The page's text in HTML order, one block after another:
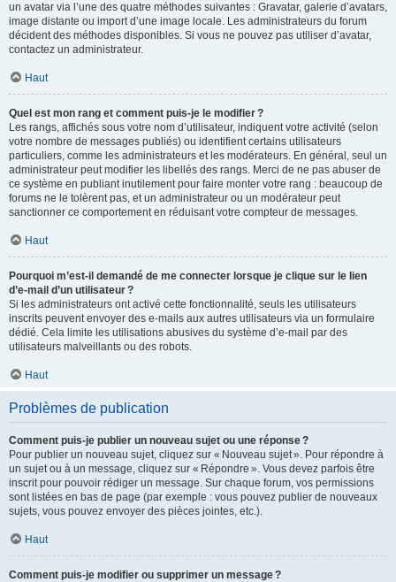
un avatar via l’une des quatre méthodes suivantes : Gravatar, galerie d’avatars,
image distante ou import d’une image locale. Les administrateurs du forum
décident des méthodes disponibles. Si vous ne pouvez pas utiliser d’avatar,
contactez un administrateur.
Haut
Quel est mon rang et comment puis-je le modifier ?
Les rangs, affichés sous votre nom d’utilisateur, indiquent votre activité (selon
votre nombre de messages publiés) ou identifient certains utilisateurs
particuliers, comme les administrateurs et les modérateurs. En général, seul un
administrateur peut modifier les libellés des rangs. Merci de ne pas abuser de
ce système en publiant inutilement pour faire monter votre rang : beaucoup de
forums ne le tolèrent pas, et un administrateur ou un modérateur peut
sanctionner ce comportement en réduisant votre compteur de messages.
Haut
Pourquoi m’est-il demandé de me connecter lorsque je clique sur le lien
d’e-mail d’un utilisateur ?
Si les administrateurs ont activé cette fonctionnalité, seuls les utilisateurs
inscrits peuvent envoyer des e-mails aux autres utilisateurs via un formulaire
dédié. Cela limite les utilisations abusives du système d’e-mail par des
utilisateurs malveillants ou des robots.
Haut
Problèmes de publication
Comment puis-je publier un nouveau sujet ou une réponse ?
Pour publier un nouveau sujet, cliquez sur « Nouveau sujet ». Pour répondre à
un sujet ou à un message, cliquez sur « Répondre ». Vous devez parfois être
inscrit pour pouvoir rédiger un message. Sur chaque forum, vos permissions
sont listées en bas de page (par exemple : vous pouvez publier de nouveaux
sujets, vous pouvez envoyer des pièces jointes, etc.).
Haut
Comment puis-je modifier ou supprimer un message ?